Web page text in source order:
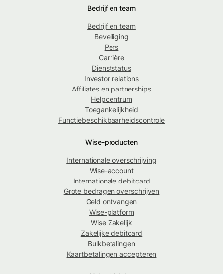
Bedrijf en team
Bedrijf en team
Beveiliging
Pers
Carrière
Dienststatus
Investor relations
Affiliates en partnerships
Helpcentrum
Toegankelijkheid
Functiebeschikbaarheidscontrole
Wise-producten
Internationale overschrijving
Wise-account
Internationale debitcard
Grote bedragen overschrijven
Geld ontvangen
Wise-platform
Wise Zakelijk
Zakelijke debitcard
Bulkbetalingen
Kaartbetalingen accepteren